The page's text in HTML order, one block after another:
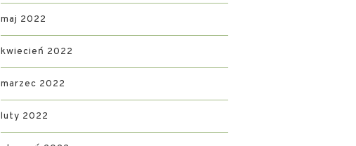
maj 2022
kwiecień 2022
marzec 2022
luty 2022